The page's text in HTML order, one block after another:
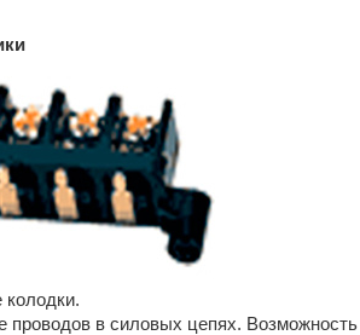
проводов в силовых цепях.